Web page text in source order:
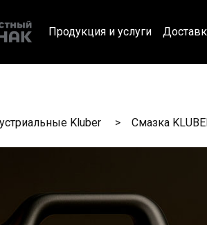
Продукция и услуги
Kluber Смазка